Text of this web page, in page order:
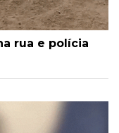
rua e polícia